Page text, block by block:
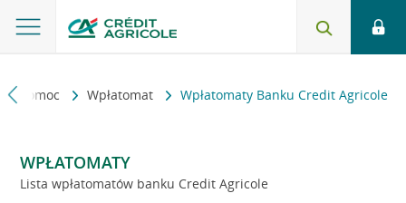
i pomoc Wpłatomat Wpłatomaty Banku Credit Agricole
WPŁATOMATY
Lista wpłatomatów banku Credit Agricole